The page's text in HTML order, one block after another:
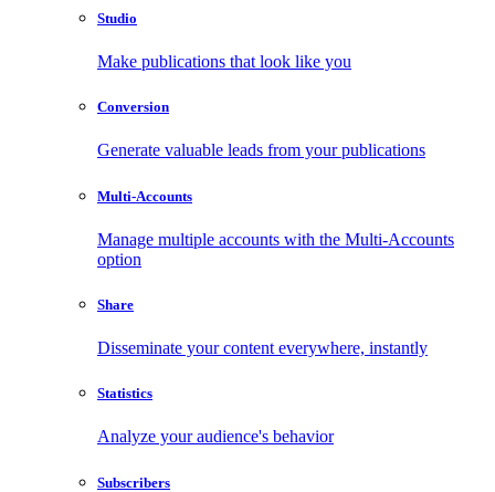
Studio
Make publications that look like you
Conversion
Generate valuable leads from your publications
Multi-Accounts
Manage multiple accounts with the Multi-Accounts
option
Share
Disseminate your content everywhere, instantly
Statistics
Analyze your audience's behavior
Subscribers